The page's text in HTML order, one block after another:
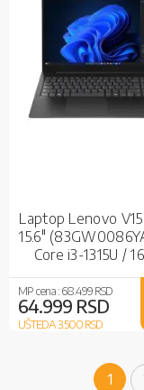
Laptop Lenovo V15
15.6"
Core i3-1315U /
512GB SSD /
Graphics / No
MP cena :68.499 RSD
64.999 RSD
UŠTEDA 3.500RSD
Page
1